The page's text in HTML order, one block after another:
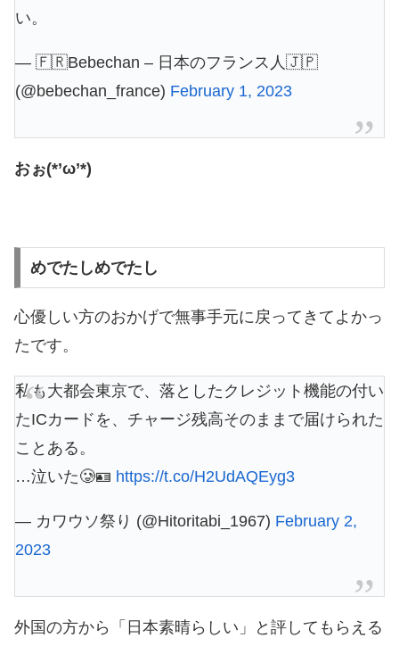
い。
— 🇫🇷Bebechan – 日本のフランス人🇯🇵
(@bebechan_france) February 1, 2023
おぉ(*’ω’*)
めでたしめでたし
心優しい方のおかげで無事手元に戻ってきてよかっ
たです。
私も大都会東京で、落としたクレジット機能の付い
たICカードを、チャージ残高そのままで届けられた
ことある。
…泣いた🥲🪪 https://t.co/H2UdAQEyg3
— カワウソ祭り (@Hitoritabi_1967) February 2,
2023
外国の方から「日本素晴らしい」と評してもらえる